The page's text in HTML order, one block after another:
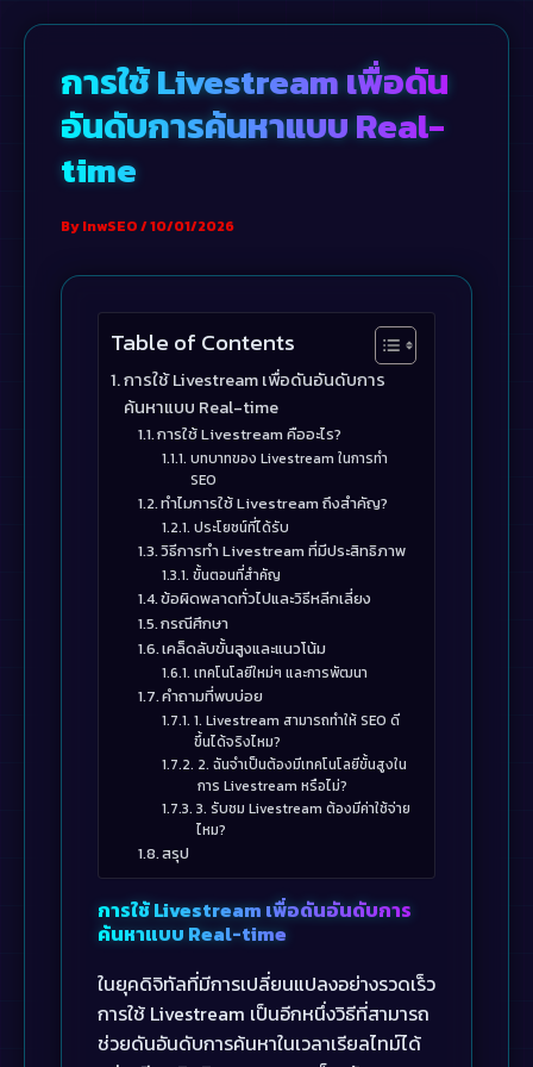
contentการใช้ Livestream เพื่อดัน
อันดับการค้นหาแบบ Real-
time
ByInwSEO/10/01/2026
Table of Contents
การใช้ Livestream เพื่อดันอันดับการ
ค้นหาแบบ Real-time
การใช้ Livestream คืออะไร?
บทบาทของ Livestream ในการทำ
SEO
ทำไมการใช้ Livestream ถึงสำคัญ?
ประโยชน์ที่ได้รับ
วิธีการทำ Livestream ที่มีประสิทธิภาพ
ขั้นตอนที่สำคัญ
ข้อผิดพลาดทั่วไปและวิธีหลีกเลี่ยง
กรณีศึกษา
เคล็ดลับขั้นสูงและแนวโน้ม
เทคโนโลยีใหม่ๆ และการพัฒนา
คำถามที่พบบ่อย
1. Livestream สามารถทำให้ SEO ดี
ขึ้นได้จริงไหม?
2. ฉันจำเป็นต้องมีเทคโนโลยีขั้นสูงใน
การ Livestream หรือไม่?
3. รับชม Livestream ต้องมีค่าใช้จ่าย
ไหม?
สรุป
การใช้ Livestream เพื่อดันอันดับการ
ค้นหาแบบ Real-time
ในยุคดิจิทัลที่มีการเปลี่ยนแปลงอย่างรวดเร็ว
การใช้ Livestream เป็นอีกหนึ่งวิธีที่สามารถ
ช่วยดันอันดับการค้นหาในเวลาเรียลไทม์ได้